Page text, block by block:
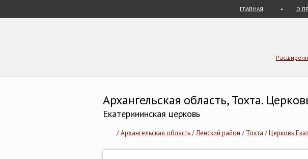
ГЛАВНАЯ О
Архангельская область, Тохта.
Екатерининская церковь
/Архангельская область/Ленский район / Тохта /Церковь